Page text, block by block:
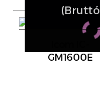
GM1600E
(Bruttó